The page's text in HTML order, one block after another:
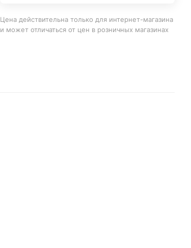
Цена действительна только для интернет-магазина
и может отличаться от цен в розничных магазинах